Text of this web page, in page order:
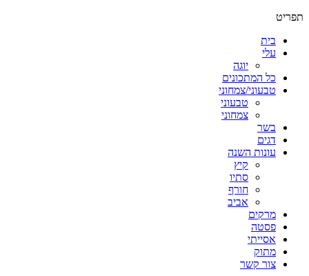
תפריט
בית
עלי
יוגה
כל המתכונים
טבעוני/צמחוני
טבעוני
צמחוני
בשר
דגים
עונות השנה
קיץ
סתיו
חורף
אביב
מרקים
פסטה
אסייתי
מתוק
צור קשר